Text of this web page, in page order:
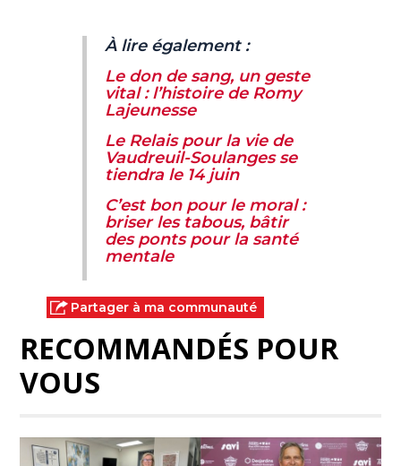
À lire également :
Le don de sang, un geste
vital : l’histoire de Romy
Lajeunesse
Le Relais pour la vie de
Vaudreuil-Soulanges se
tiendra le 14 juin
C’est bon pour le moral :
briser les tabous, bâtir
des ponts pour la santé
mentale
Partager à ma communauté
RECOMMANDÉS POUR
VOUS